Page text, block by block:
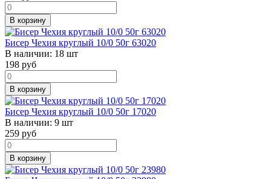
В корзину
Бисер Чехия круглый 10/0 50г 63020
В наличии: 18 шт
198 руб
В корзину
Бисер Чехия круглый 10/0 50г 17020
В наличии: 9 шт
259 руб
В корзину